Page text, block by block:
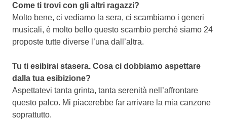
Come ti trovi con gli altri ragazzi?
Molto bene, ci vediamo la sera, ci scambiamo i generi
musicali, è molto bello questo scambio perché siamo 24
proposte tutte diverse l’una dall’altra.
Tu ti esibirai stasera. Cosa ci dobbiamo aspettare
dalla tua esibizione?
Aspettatevi tanta grinta, tanta serenità nell’affrontare
questo palco. Mi piacerebbe far arrivare la mia canzone
soprattutto.